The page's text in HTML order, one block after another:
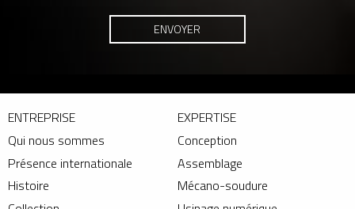
ENTREPRISE
Qui nous sommes
Présence internationale
Histoire
EXPERTISE
Conception
Assemblage
Mécano-soudure